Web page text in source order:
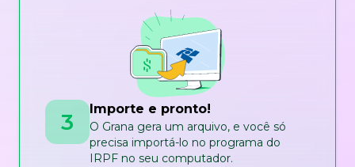
3 Importe e pronto!
O Grana gera um arquivo, e você só
precisa importá-lo no programa do
IRPF no seu computador.